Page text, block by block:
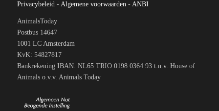
Privacybeleid - Algemene voorwaarden - ANBI
AnimalsToday
Postbus 14647
1001 LC Amsterdam
KvK: 54827817
Bankrekening IBAN: NL65 TRIO 0198 0364 93 t.n.v. House of
Animals o.v.v. Animals Today